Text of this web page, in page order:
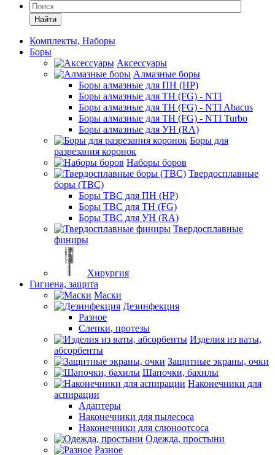
Найти
Комплекты, Наборы
Боры
Аксессуары
Алмазные боры
Боры алмазные для ПН (HP)
Боры алмазные для ТН (FG) - NTI
Боры алмазные для ТН (FG) - NTI Abacus
Боры алмазные для ТН (FG) - NTI Turbo
Боры алмазные для УН (RA)
Боры для
разрезания коронок
Наборы боров
Твердосплавные
боры (ТВС)
Боры ТВС для ПН (HP)
Боры ТВС для ТН (FG)
Боры ТВС для УН (RA)
Твердосплавные
финиры
Хирургия
Гигиена, защита
Маски
Дезинфекция
Разное
Слепки, протезы
Изделия из ваты,
абсорбенты
Защитные экраны, очки
Шапочки, бахилы
Наконечники для
аспирации
Адаптеры
Наконечники для пылесоса
Наконечники для слюноотсоса
Одежда, простыни
Разное